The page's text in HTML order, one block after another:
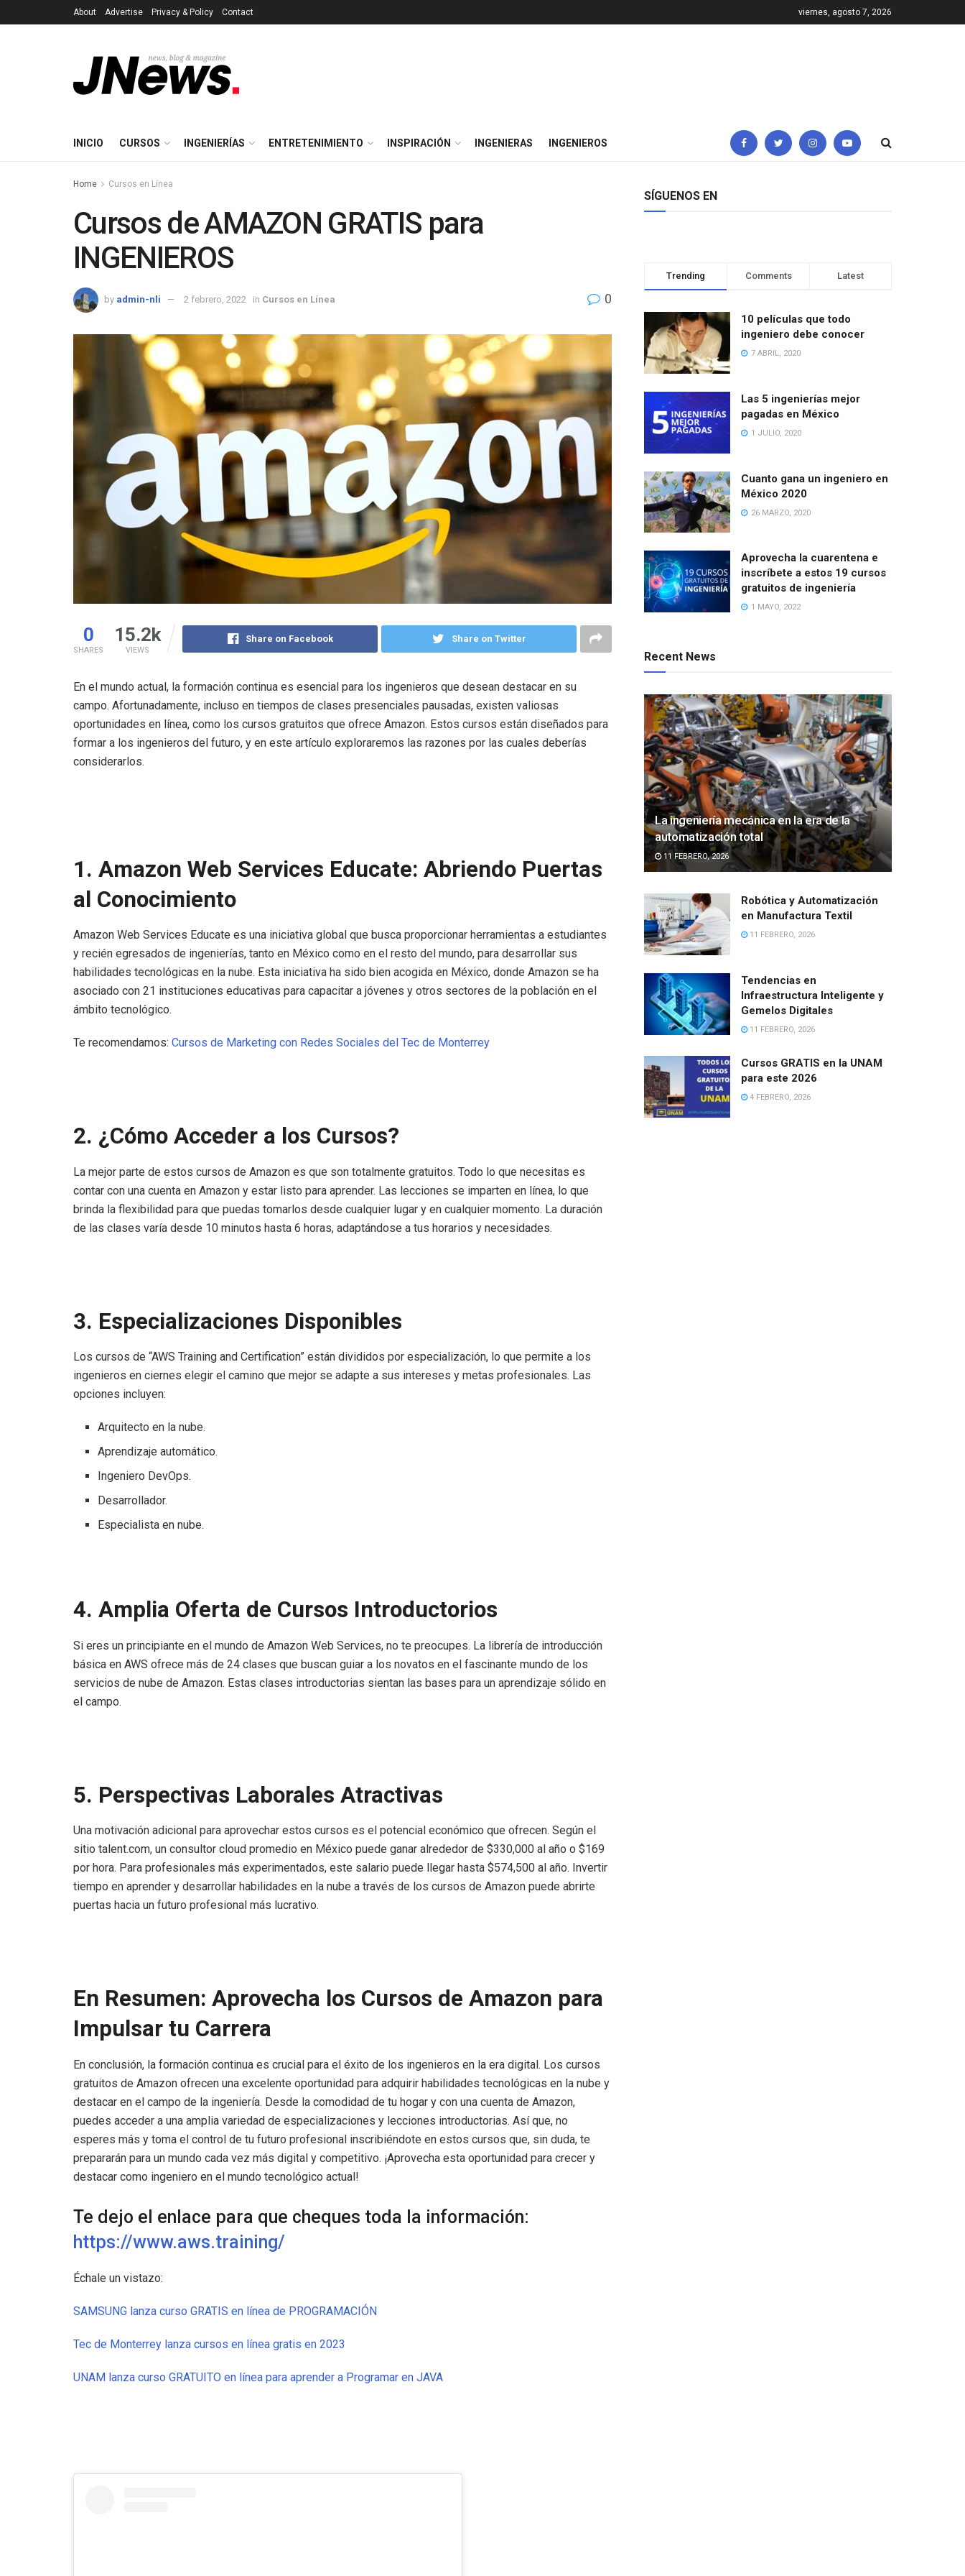
About Advertise Privacy & Policy Contact viernes, agosto 7, 2026
INICIO CURSOS INGENIERÍAS ENTRETENIMIENTO INSPIRACIÓN INGENIERAS INGENIEROS
Home Cursos en Línea
Cursos de AMAZON GRATIS para
INGENIEROS
by admin-nli 2 febrero, 2022 in Cursos en Línea 0
0
SHARES
15.2k
VIEWS
Share on Facebook Share on Twitter
En el mundo actual, la formación continua es esencial para los ingenieros que desean destacar en su
campo. Afortunadamente, incluso en tiempos de clases presenciales pausadas, existen valiosas
oportunidades en línea, como los cursos gratuitos que ofrece Amazon. Estos cursos están diseñados para
formar a los ingenieros del futuro, y en este artículo exploraremos las razones por las cuales deberías
considerarlos.
1. Amazon Web Services Educate: Abriendo Puertas
al Conocimiento
Amazon Web Services Educate es una iniciativa global que busca proporcionar herramientas a estudiantes
y recién egresados de ingenierías, tanto en México como en el resto del mundo, para desarrollar sus
habilidades tecnológicas en la nube. Esta iniciativa ha sido bien acogida en México, donde Amazon se ha
asociado con 21 instituciones educativas para capacitar a jóvenes y otros sectores de la población en el
ámbito tecnológico.
Te recomendamos: Cursos de Marketing con Redes Sociales del Tec de Monterrey
2. ¿Cómo Acceder a los Cursos?
La mejor parte de estos cursos de Amazon es que son totalmente gratuitos. Todo lo que necesitas es
contar con una cuenta en Amazon y estar listo para aprender. Las lecciones se imparten en línea, lo que
brinda la flexibilidad para que puedas tomarlos desde cualquier lugar y en cualquier momento. La duración
de las clases varía desde 10 minutos hasta 6 horas, adaptándose a tus horarios y necesidades.
3. Especializaciones Disponibles
Los cursos de “AWS Training and Certification” están divididos por especialización, lo que permite a los
ingenieros en ciernes elegir el camino que mejor se adapte a sus intereses y metas profesionales. Las
opciones incluyen:
Arquitecto en la nube.
Aprendizaje automático.
Ingeniero DevOps.
Desarrollador.
Especialista en nube.
4. Amplia Oferta de Cursos Introductorios
Si eres un principiante en el mundo de Amazon Web Services, no te preocupes. La librería de introducción
básica en AWS ofrece más de 24 clases que buscan guiar a los novatos en el fascinante mundo de los
servicios de nube de Amazon. Estas clases introductorias sientan las bases para un aprendizaje sólido en
el campo.
5. Perspectivas Laborales Atractivas
Una motivación adicional para aprovechar estos cursos es el potencial económico que ofrecen. Según el
sitio talent.com, un consultor cloud promedio en México puede ganar alrededor de $330,000 al año o $169
por hora. Para profesionales más experimentados, este salario puede llegar hasta $574,500 al año. Invertir
tiempo en aprender y desarrollar habilidades en la nube a través de los cursos de Amazon puede abrirte
puertas hacia un futuro profesional más lucrativo.
En Resumen: Aprovecha los Cursos de Amazon para
Impulsar tu Carrera
En conclusión, la formación continua es crucial para el éxito de los ingenieros en la era digital. Los cursos
gratuitos de Amazon ofrecen una excelente oportunidad para adquirir habilidades tecnológicas en la nube y
destacar en el campo de la ingeniería. Desde la comodidad de tu hogar y con una cuenta de Amazon,
puedes acceder a una amplia variedad de especializaciones y lecciones introductorias. Así que, no
esperes más y toma el control de tu futuro profesional inscribiéndote en estos cursos que, sin duda, te
prepararán para un mundo cada vez más digital y competitivo. ¡Aprovecha esta oportunidad para crecer y
destacar como ingeniero en el mundo tecnológico actual!
Te dejo el enlace para que cheques toda la información:
https://www.aws.training/
Échale un vistazo:
SAMSUNG lanza curso GRATIS en línea de PROGRAMACIÓN
Tec de Monterrey lanza cursos en línea gratis en 2023
UNAM lanza curso GRATUITO en línea para aprender a Programar en JAVA
SÍGUENOS EN
Trending Comments Latest
10 películas que todo
ingeniero debe conocer
7 ABRIL, 2020
Las 5 ingenierías mejor
pagadas en México
1 JULIO, 2020
Cuanto gana un ingeniero en
México 2020
26 MARZO, 2020
Aprovecha la cuarentena e
inscríbete a estos 19 cursos
gratuitos de ingeniería
1 MAYO, 2022
Recent News
La ingeniería mecánica en la era de la
automatización total
11 FEBRERO, 2026
Robótica y Automatización
en Manufactura Textil
11 FEBRERO, 2026
Tendencias en
Infraestructura Inteligente y
Gemelos Digitales
11 FEBRERO, 2026
Cursos GRATIS en la UNAM
para este 2026
4 FEBRERO, 2026